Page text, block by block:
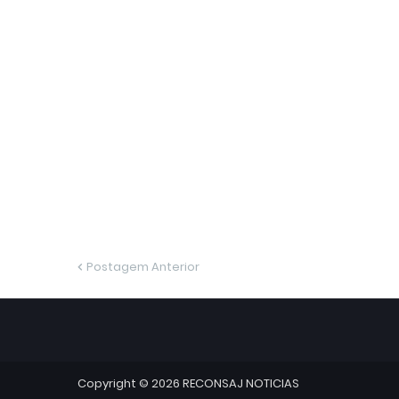
Postagem Anterior
Copyright © 2026 RECONSAJ NOTICIAS